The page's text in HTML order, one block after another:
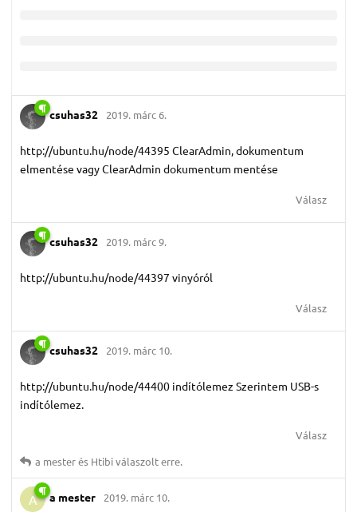
csuhas32 2019. márc 6.
http://ubuntu.hu/node/44395 ClearAdmin, dokumentum
elmentése vagy ClearAdmin dokumentum mentése
Válasz
csuhas32 2019. márc 9.
http://ubuntu.hu/node/44397 vinyóról
Válasz
csuhas32 2019. márc 10.
http://ubuntu.hu/node/44400 indítólemez Szerintem USB-s
indítólemez.
Válasz
a mesterés Htibiválaszolt erre.
A a mester 2019. márc 10.